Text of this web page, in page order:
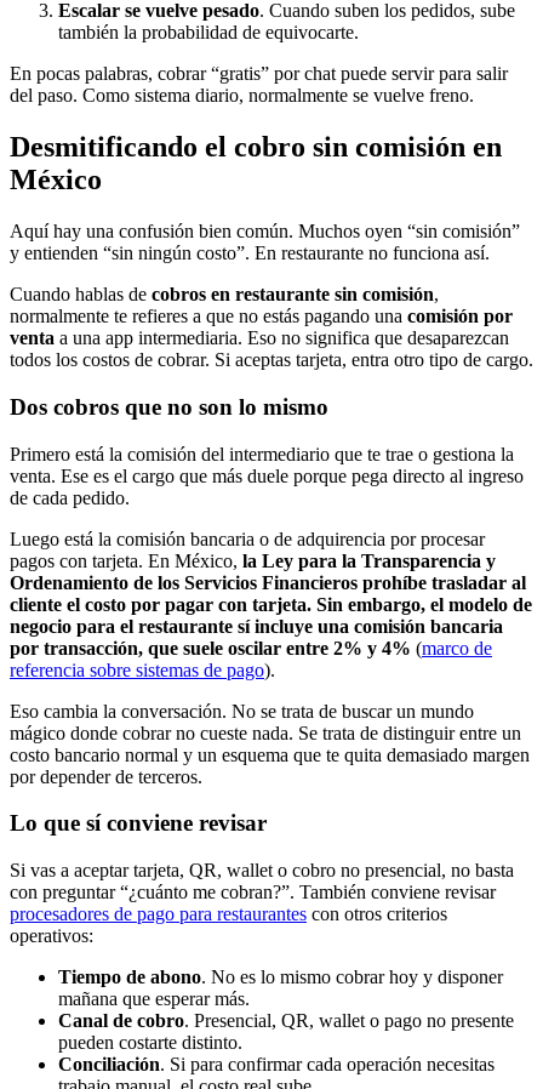
Escalar se vuelve pesado. Cuando suben los pedidos, sube
también la probabilidad de equivocarte.
En pocas palabras, cobrar “gratis” por chat puede servir para salir
del paso. Como sistema diario, normalmente se vuelve freno.
Desmitificando el cobro sin comisión en
México
Aquí hay una confusión bien común. Muchos oyen “sin comisión”
y entienden “sin ningún costo”. En restaurante no funciona así.
Cuando hablas de cobros en restaurante sin comisión,
normalmente te refieres a que no estás pagando una comisión por
venta a una app intermediaria. Eso no significa que desaparezcan
todos los costos de cobrar. Si aceptas tarjeta, entra otro tipo de cargo.
Dos cobros que no son lo mismo
Primero está la comisión del intermediario que te trae o gestiona la
venta. Ese es el cargo que más duele porque pega directo al ingreso
de cada pedido.
Luego está la comisión bancaria o de adquirencia por procesar
pagos con tarjeta. En México, la Ley para la Transparencia y
Ordenamiento de los Servicios Financieros prohíbe trasladar al
cliente el costo por pagar con tarjeta. Sin embargo, el modelo de
negocio para el restaurante sí incluye una comisión bancaria
por transacción, que suele oscilar entre 2% y 4% (marco de
referencia sobre sistemas de pago).
Eso cambia la conversación. No se trata de buscar un mundo
mágico donde cobrar no cueste nada. Se trata de distinguir entre un
costo bancario normal y un esquema que te quita demasiado margen
por depender de terceros.
Lo que sí conviene revisar
Si vas a aceptar tarjeta, QR, wallet o cobro no presencial, no basta
con preguntar “¿cuánto me cobran?”. También conviene revisar
procesadores de pago para restaurantes con otros criterios
operativos:
Tiempo de abono. No es lo mismo cobrar hoy y disponer
mañana que esperar más.
Canal de cobro. Presencial, QR, wallet o pago no presente
pueden costarte distinto.
Conciliación. Si para confirmar cada operación necesitas